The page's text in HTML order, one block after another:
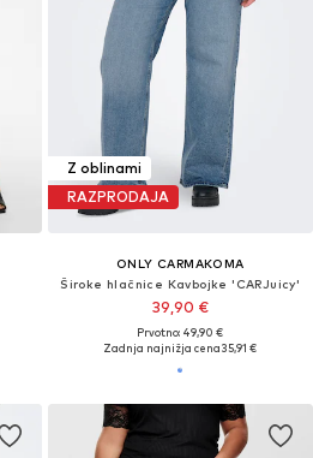
Z oblinami
RAZPRODAJA
ONLY CARMAKOMA
Široke hlačnice Kavbojke 'CARJuicy'
39,90 €
Prvotno: 49,90 €
Zadnja najnižja cena35,91 €